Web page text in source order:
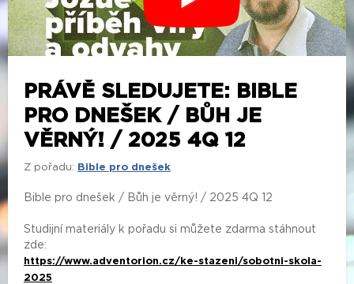
PRÁVĚ SLEDUJETE: BIBLE
PRO DNEŠEK / BŮH JE
VĚRNÝ! / 2025 4Q 12
Z pořadu: Bible pro dnešek
Bible pro dnešek / Bůh je věrný! / 2025 4Q 12
Studijní materiály k pořadu si můžete zdarma stáhnout
zde:
https://www.adventorion.cz/ke-stazeni/sobotni-skola-
2025